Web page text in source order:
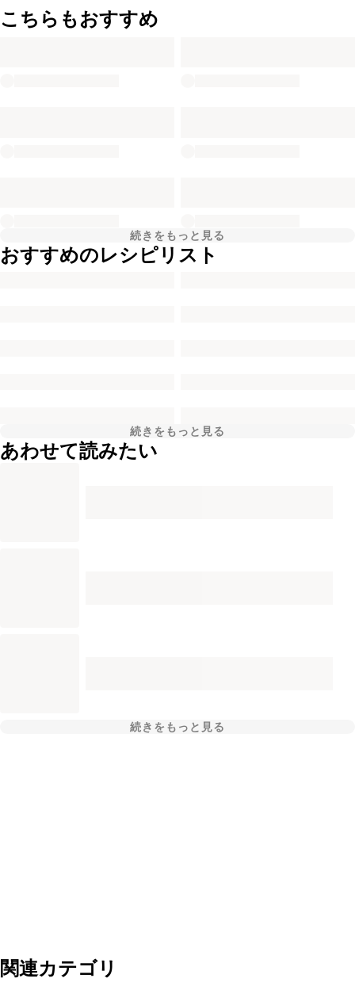
こちらもおすすめ
続きをもっと見る
おすすめのレシピリスト
続きをもっと見る
あわせて読みたい
続きをもっと見る
関連カテゴリ